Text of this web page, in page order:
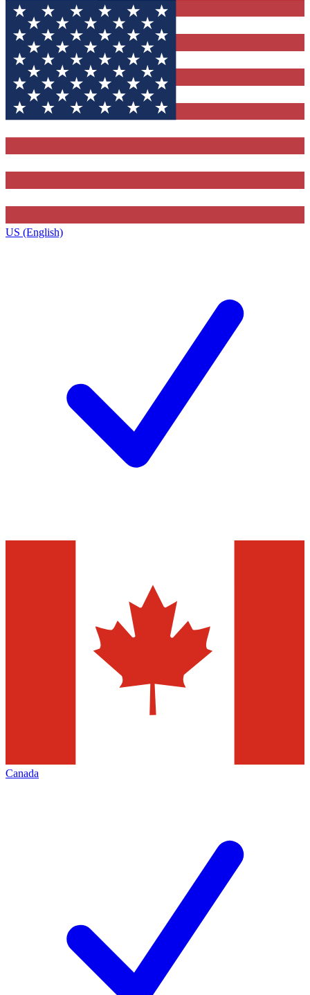
US (English)
Canada